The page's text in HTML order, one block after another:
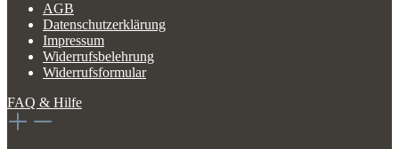
AGB
Datenschutzerklärung
Impressum
Widerrufsbelehrung
Widerrufsformular
FAQ & Hilfe